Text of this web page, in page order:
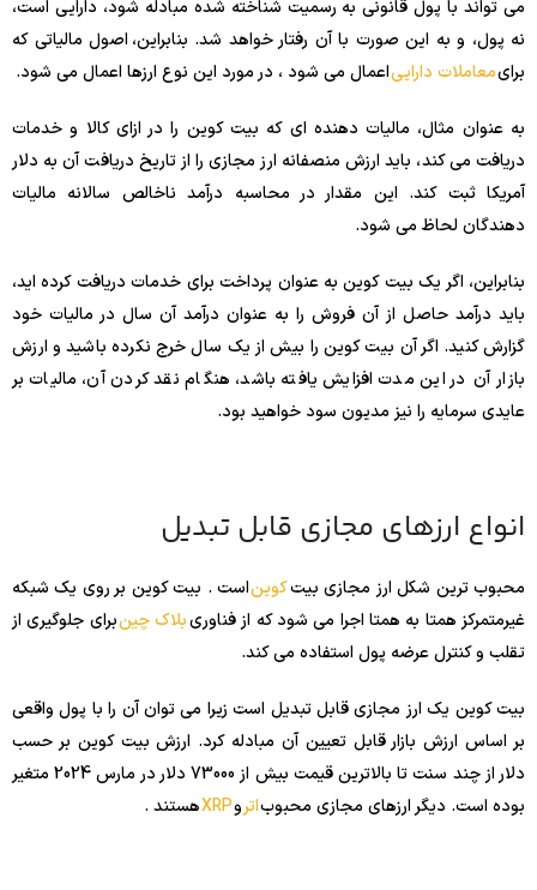
می تواند با پول قانونی به رسمیت شناخته شده مبادله شود، دارایی است،
نه پول، و به این صورت با آن رفتار خواهد شد. بنابراین، اصول مالیاتی که
برایمعاملات داراییاعمال می شود ، در مورد این نوع ارزها اعمال می شود.
به عنوان مثال، مالیات دهنده ای که بیت کوین را در ازای کالا و خدمات
دریافت می کند، باید ارزش منصفانه ارز مجازی را از تاریخ دریافت آن به دلار
آمریکا ثبت کند. این مقدار در محاسبه درآمد ناخالص سالانه مالیات
دهندگان لحاظ می شود.
بنابراین، اگر یک بیت کوین به عنوان پرداخت برای خدمات دریافت کرده اید،
باید درآمد حاصل از آن فروش را به عنوان درآمد آن سال در مالیات خود
گزارش کنید. اگر آن بیت کوین را بیش از یک سال خرج نکرده باشید و ارزش
بازار آن در این مدت افزایش یافته باشد، هنگام نقد کردن آن، مالیات بر
عایدی سرمایه را نیز مدیون سود خواهید بود.
انواع ارزهای مجازی قابل تبدیل
محبوب ترین شکل ارز مجازی بیتکویناست . بیت کوین بر روی یک شبکه
غیرمتمرکز همتا به همتا اجرا می شود که از فناوریبلاک چینبرای جلوگیری از
تقلب و کنترل عرضه پول استفاده می کند.
بیت کوین یک ارز مجازی قابل تبدیل است زیرا می توان آن را با پول واقعی
بر اساس ارزش بازار قابل تعیین آن مبادله کرد. ارزش بیت کوین بر حسب
دلار از چند سنت تا بالاترین قیمت بیش از 73000 دلار در مارس 2024 متغیر
بوده است. دیگر ارزهای مجازی محبوباتروXRPهستند .